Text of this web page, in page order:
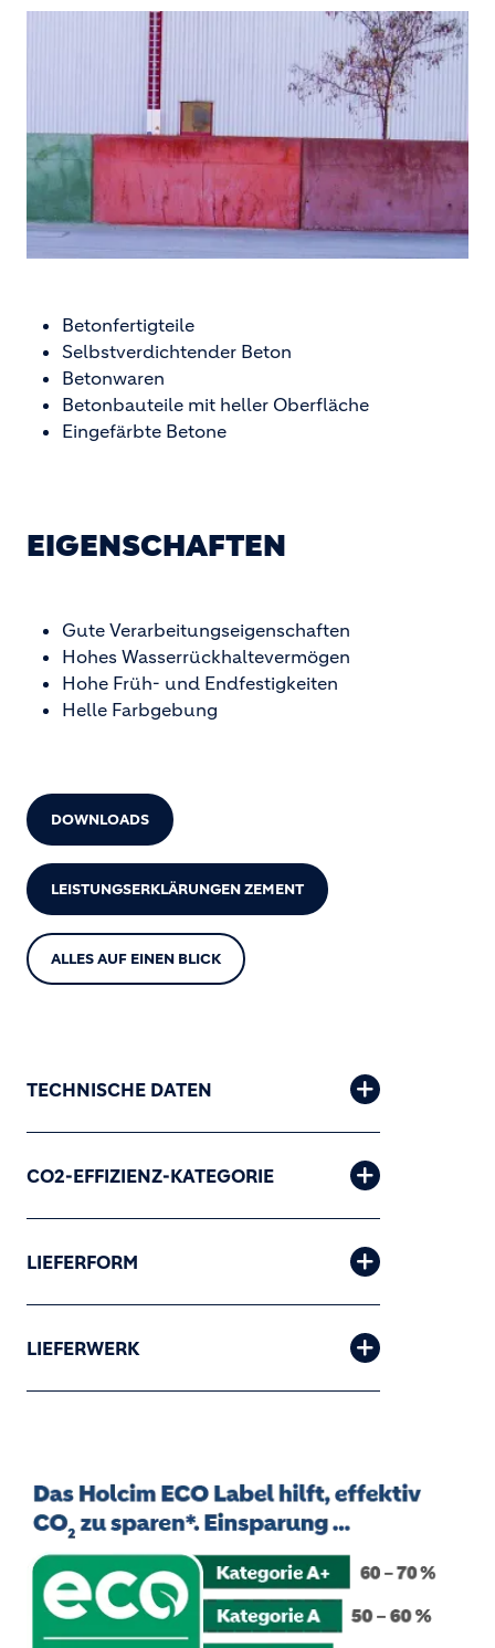
Betonfertigteile
Selbstverdichtender Beton
Betonwaren
Betonbauteile mit heller Oberfläche
Eingefärbte Betone
EIGENSCHAFTEN
Gute Verarbeitungseigenschaften
Hohes Wasserrückhaltevermögen
Hohe Früh- und Endfestigkeiten
Helle Farbgebung
DOWNLOADS
LEISTUNGSERKLÄRUNGEN ZEMENT
ALLES AUF EINEN BLICK
TECHNISCHE DATEN
CO2-EFFIZIENZ-KATEGORIE
LIEFERFORM
LIEFERWERK